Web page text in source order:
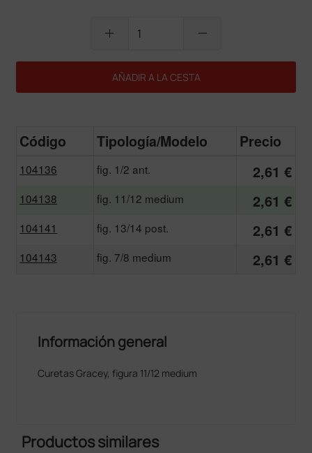
add remove
AÑADIR A LA CESTA
Código Tipología/Modelo Precio
104136 fig. 1/2 ant. 2,61 €
104138 fig. 11/12 medium 2,61 €
104141 fig. 13/14 post. 2,61 €
104143 fig. 7/8 medium 2,61 €
Información general
Curetas Gracey, figura 11/12 medium
Productos similares